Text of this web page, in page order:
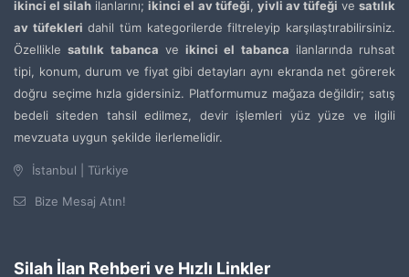
ikinci el silah ilanlarını;ikinci el av tüfeği, yivli av tüfeği vesatılık
av tüfekleri dahil tüm kategorilerde filtreleyip karşılaştırabilirsiniz.
Özelliklesatılık tabanca ve ikinci el tabanca ilanlarında ruhsat
tipi, konum, durum ve fiyat gibi detayları aynı ekranda net görerek
doğru seçime hızla gidersiniz. Platformumuz mağaza değildir; satış
bedeli siteden tahsil edilmez, devir işlemleri yüz yüze ve ilgili
mevzuata uygun şekilde ilerlemelidir.
İstanbul | Türkiye
Bize Mesaj Atın!
Silah İlan Rehberi ve Hızlı Linkler